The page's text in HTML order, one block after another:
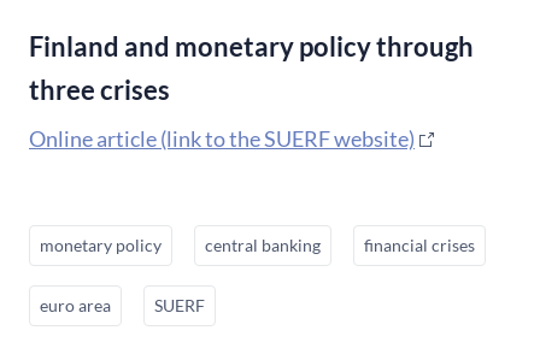
Finland and monetary policy through
three crises
Online article (link to the SUERF website)
monetary policy central banking financial crises
euro area SUERF